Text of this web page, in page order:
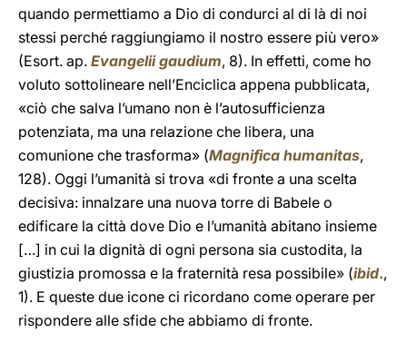
quando permettiamo a Dio di condurci al di là di noi
stessi perché raggiungiamo il nostro essere più vero»
(Esort. ap. Evangelii gaudium, 8). In effetti, come ho
voluto sottolineare nell’Enciclica appena pubblicata,
«ciò che salva l’umano non è l’autosufficienza
potenziata, ma una relazione che libera, una
comunione che trasforma» (Magnifica humanitas,
128). Oggi l’umanità si trova «di fronte a una scelta
decisiva: innalzare una nuova torre di Babele o
edificare la città dove Dio e l’umanità abitano insieme
[…] in cui la dignità di ogni persona sia custodita, la
giustizia promossa e la fraternità resa possibile» (ibid.,
1). E queste due icone ci ricordano come operare per
rispondere alle sfide che abbiamo di fronte.